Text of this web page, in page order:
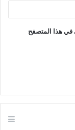
في هذا المتصفح